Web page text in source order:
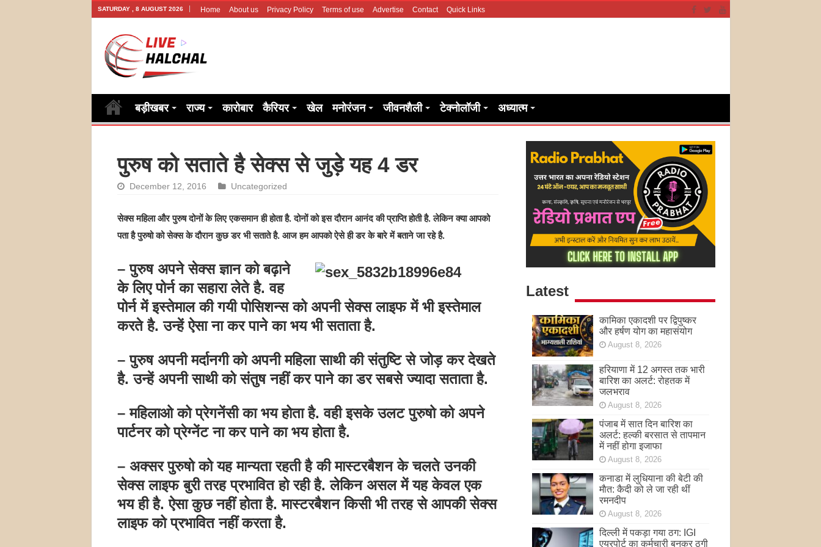
SATURDAY , 8 AUGUST 2026 Home About us Privacy Policy Terms of use Advertise Contact Quick Links
बड़ीखबर राज्य कारोबार कैरियर खेल मनोरंजन जीवनशैली टेक्नोलॉजी अध्यात्म
पुरुष को सताते है सेक्स से जुड़े यह 4 डर
December 12, 2016 Uncategorized
सेक्स महिला और पुरुष दोनों के लिए एकसमान ही होता है. दोनों को इस दौरान आनंद की प्राप्ति होती है. लेकिन क्या आपको
पता है पुरुषो को सेक्स के दौरान कुछ डर भी सताते है. आज हम आपको ऐसे ही डर के बारे में बताने जा रहे है.
– पुरुष अपने सेक्स ज्ञान को बढ़ाने
के लिए पोर्न का सहारा लेते है. वह
पोर्न में इस्तेमाल की गयी पोसिशन्स को अपनी सेक्स लाइफ में भी इस्तेमाल
करते है. उन्हें ऐसा ना कर पाने का भय भी सताता है.
– पुरुष अपनी मर्दानगी को अपनी महिला साथी की संतुष्टि से जोड़ कर देखते
है. उन्हें अपनी साथी को संतुष नहीं कर पाने का डर सबसे ज्यादा सताता है.
– महिलाओ को प्रेगनेंसी का भय होता है. वही इसके उलट पुरुषो को अपने
पार्टनर को प्रेग्नेंट ना कर पाने का भय होता है.
– अक्सर पुरुषो को यह मान्यता रहती है की मास्टरबैशन के चलते उनकी
सेक्स लाइफ बुरी तरह प्रभावित हो रही है. लेकिन असल में यह केवल एक
भय ही है. ऐसा कुछ नहीं होता है. मास्टरबैशन किसी भी तरह से आपकी सेक्स
लाइफ को प्रभावित नहीं करता है.
Latest
कामिका एकादशी पर द्विपुष्कर
और हर्षण योग का महासंयोग
August 8, 2026
हरियाणा में 12 अगस्त तक भारी
बारिश का अलर्ट: रोहतक में
जलभराव
August 8, 2026
पंजाब में सात दिन बारिश का
अलर्ट: हल्की बरसात से तापमान
में नहीं होगा इजाफा
August 8, 2026
कनाडा में लुधियाना की बेटी की
माैत: कैदी को ले जा रही थीं
रमनदीप
August 8, 2026
दिल्ली में पकड़ा गया ठग: IGI
एयरपोर्ट का कर्मचारी बनकर ठगी